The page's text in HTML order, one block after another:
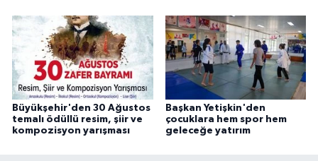
Büyükşehir'den 30 Ağustos
temalı ödüllü resim, şiir ve
kompozisyon yarışması
Başkan Yetişkin'den
çocuklara hem spor hem
geleceğe yatırım